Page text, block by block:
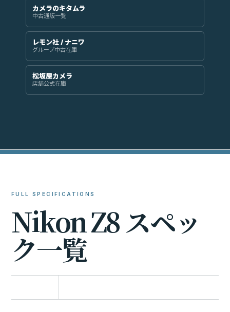
カメラのキタムラ
中古通販一覧
レモン社 / ナニワ
グループ中古在庫
松坂屋カメラ
店舗公式在庫
FULL SPECIFICATIONS
NikonZ8スペッ
ク一覧